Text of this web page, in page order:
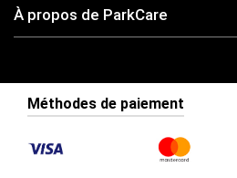
À propos de ParkCare
Méthodes de paiement